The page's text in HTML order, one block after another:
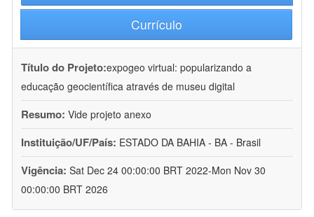
Currículo
Título do Projeto:expogeo virtual: popularizando a
educação geocientífica através de museu digital
Resumo: Vide projeto anexo
Instituição/UF/País: ESTADO DA BAHIA - BA - Brasil
Vigência: Sat Dec 24 00:00:00 BRT 2022-Mon Nov 30
00:00:00 BRT 2026